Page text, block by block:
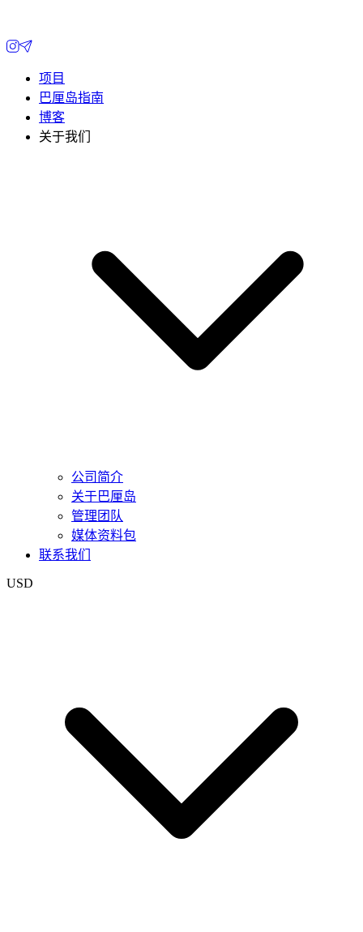
项目
巴厘岛指南
博客
关于我们
公司简介
关于巴厘岛
管理团队
媒体资料包
联系我们
USD